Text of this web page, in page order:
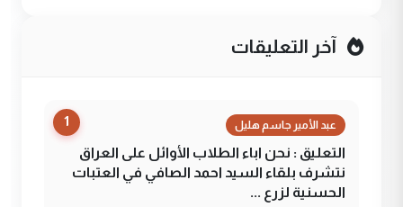
آخر التعليقات
1 عبد الأمير جاسم هليل
التعليق : نحن اباء الطلاب الأوائل على العراق
نتشرف بلقاء السيد احمد الصافي في العتبات
الحسنية لزرع ...